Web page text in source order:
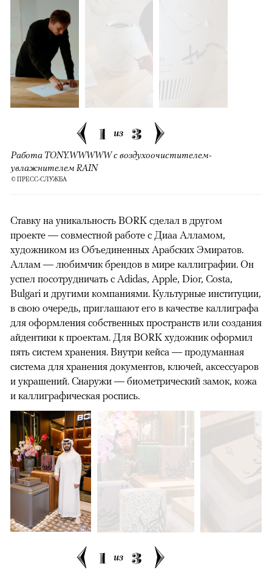
1 из 3
Работа TONY.WWWWW с воздухоочистителем-
увлажнителем RAIN
© ПРЕСС-СЛУЖБА
Ставку на уникальность BORK сделал в другом
проекте — совместной работе с Диаа Алламом,
художником из Объединенных Арабских Эмиратов.
Аллам — любимчик брендов в мире каллиграфии. Он
успел посотрудничать с Adidas, Apple, Dior, Costa,
Bulgari и другими компаниями. Культурные институции,
в свою очередь, приглашают его в качестве каллиграфа
для оформления собственных пространств или создания
айдентики к проектам. Для BORK художник оформил
пять систем хранения. Внутри кейса — продуманная
система для хранения документов, ключей, аксессуаров
и украшений. Снаружи — биометрический замок, кожа
и каллиграфическая роспись.
1 из 3